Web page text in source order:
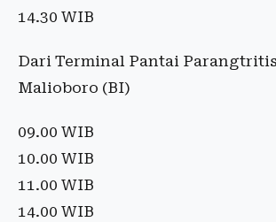
14.30 WIB
Dari Terminal Pantai
Malioboro (BI)
09.00 WIB
10.00 WIB
11.00 WIB
14.00 WIB